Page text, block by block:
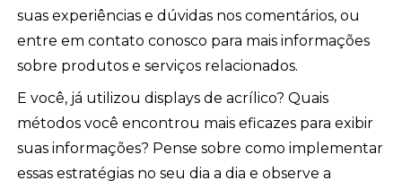
suas experiências e dúvidas nos comentários, ou
entre em contato conosco para mais informações
sobre produtos e serviços relacionados.
E você, já utilizou displays de acrílico? Quais
métodos você encontrou mais eficazes para exibir
suas informações? Pense sobre como implementar
essas estratégias no seu dia a dia e observe a